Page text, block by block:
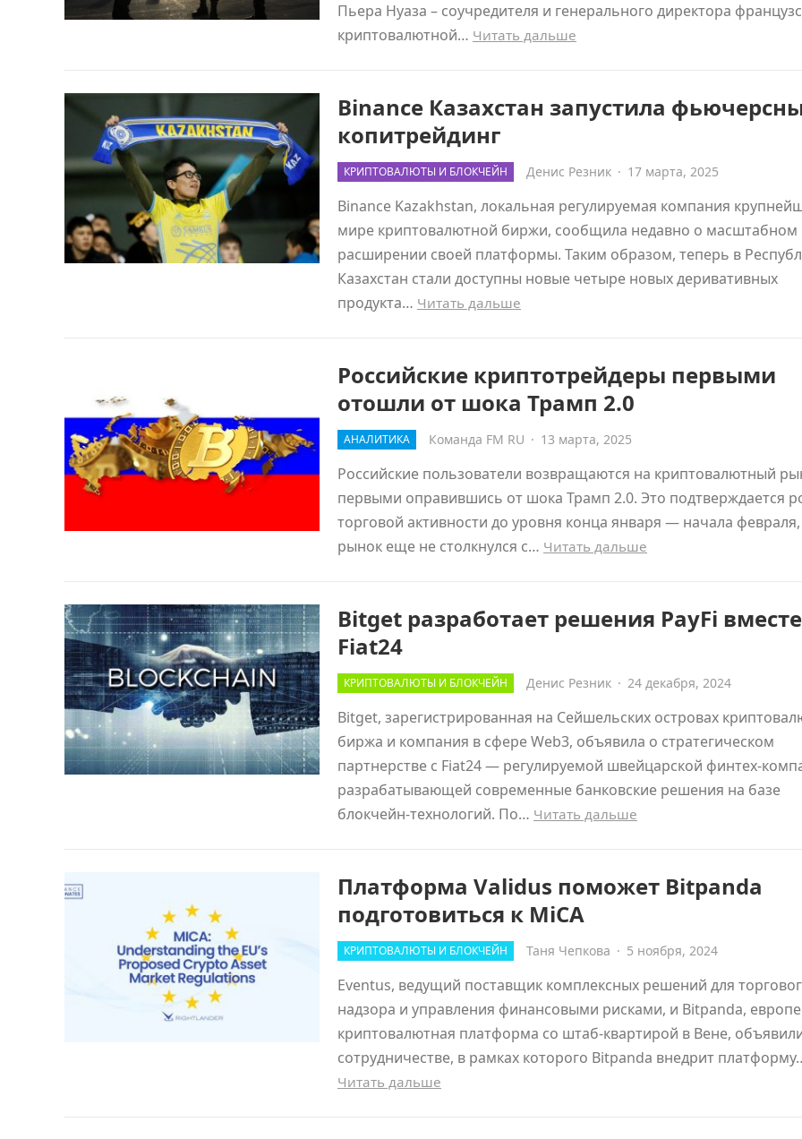
Пьера Нуаза – соучредителя и генерального директора
криптовалютной… Читать дальше
Binance Казахстан запустила
копитрейдинг
КРИПТОВАЛЮТЫ И БЛОКЧЕЙН Денис Резник · 17 марта, 2025
Binance Kazakhstan, локальная регулируемая компания
мире криптовалютной биржи, сообщила недавно о масштабном
расширении своей платформы. Таким образом, теперь в
Казахстан стали доступны новые четыре новых деривативных
продукта… Читать дальше
Российские криптотрейдеры первыми
отошли от шока Трамп 2.0
АНАЛИТИКА Команда FM RU · 13 марта, 2025
Российские пользователи возвращаются на криптовалютный
первыми оправившись от шока Трамп 2.0. Это подтверждается
торговой активности до уровня конца января — начала февраля,
рынок еще не столкнулся с… Читать дальше
Bitget разработает решения PayFi
Fiat24
КРИПТОВАЛЮТЫ И БЛОКЧЕЙН Денис Резник · 24 декабря, 2024
Bitget, зарегистрированная на Сейшельских островах
биржа и компания в сфере Web3, объявила о стратегическом
партнерстве с Fiat24 — регулируемой швейцарской финтех-
разрабатывающей современные банковские решения на базе
блокчейн-технологий. По… Читать дальше
Платформа Validus поможет Bitpanda
подготовиться к MiCA
КРИПТОВАЛЮТЫ И БЛОКЧЕЙН Таня Чепкова · 5 ноября, 2024
Eventus, ведущий поставщик комплексных решений для
надзора и управления финансовыми рисками, и Bitpanda,
криптовалютная платформа со штаб-квартирой в Вене,
сотрудничестве, в рамках которого Bitpanda внедрит
Читать дальше